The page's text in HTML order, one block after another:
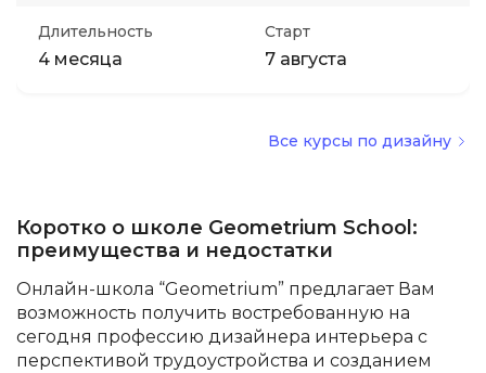
Длительность
4 месяца
Старт
7 августа
Все курсы по дизайну
Коротко о школе Geometrium School:
преимущества и недостатки
Онлайн-школа “Geometrium” предлагает Вам
возможность получить востребованную на
сегодня профессию дизайнера интерьера с
перспективой трудоустройства и созданием
Детям